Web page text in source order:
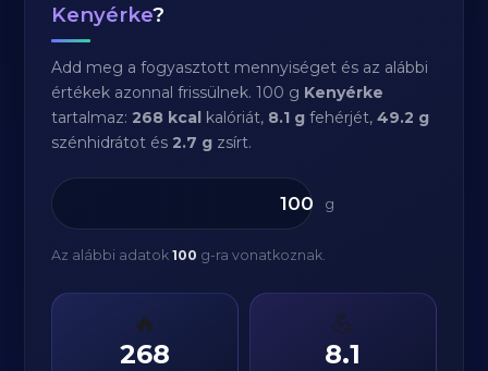
Kenyérke?
Add meg a fogyasztott mennyiséget és az alábbi
értékek azonnal frissülnek. 100 g Kenyérke
tartalmaz:268 kcal kalóriát, 8.1 g fehérjét,49.2 g
szénhidrátot és2.7 g zsírt.
g
Az alábbi adatok100 g-ra vonatkoznak.
🔥
268
💪
8.1